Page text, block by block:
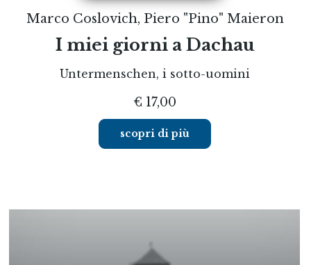
Marco Coslovich, Piero "Pino" Maieron
I miei giorni a Dachau
Untermenschen, i sotto-uomini
€ 17,00
scopri di più